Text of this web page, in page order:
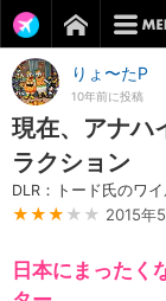
りょ〜たP
10年前に投稿
現在、アナハ
ラクション
DLR：トード氏のワ
★★★ ★★ 2015年
日本にまったく